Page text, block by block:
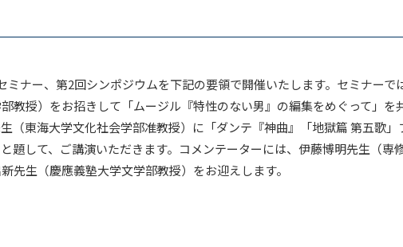
ナー、第2回シンポジウムを下記の要領で開催いたします。セミナーで
教授）をお招きして「ムージル『特性のない男』の編集をめぐって」を
（東海大学文化社会学部准教授）に「ダンテ『神曲』「地獄篇 第五歌
題して、ご講演いただきます。コメンテーターには、伊藤博明先生（専
先生（慶應義塾大学文学部教授）をお迎えします。